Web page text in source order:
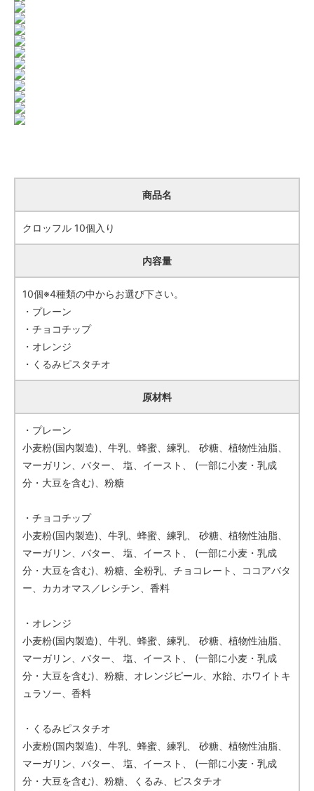
商品名
クロッフル 10個入り
内容量
10個※4種類の中からお選び下さい。
・プレーン
・チョコチップ
・オレンジ
・くるみピスタチオ
原材料
・プレーン
小麦粉(国内製造)、牛乳、蜂蜜、練乳、 砂糖、植物性油脂、
マーガリン、バター、 塩、イースト、 (一部に小麦・乳成
分・大豆を含む)、粉糖
・チョコチップ
小麦粉(国内製造)、牛乳、蜂蜜、練乳、 砂糖、植物性油脂、
マーガリン、バター、 塩、イースト、 (一部に小麦・乳成
分・大豆を含む)、粉糖、全粉乳、チョコレート、ココアバタ
ー、カカオマス／レシチン、香料
・オレンジ
小麦粉(国内製造)、牛乳、蜂蜜、練乳、 砂糖、植物性油脂、
マーガリン、バター、 塩、イースト、 (一部に小麦・乳成
分・大豆を含む)、粉糖、オレンジピール、水飴、ホワイトキ
ュラソー、香料
・くるみピスタチオ
小麦粉(国内製造)、牛乳、蜂蜜、練乳、 砂糖、植物性油脂、
マーガリン、バター、 塩、イースト、 (一部に小麦・乳成
分・大豆を含む)、粉糖、くるみ、ピスタチオ